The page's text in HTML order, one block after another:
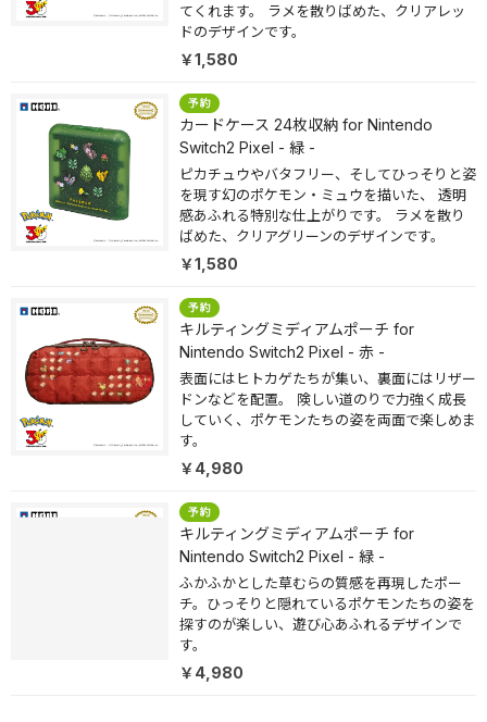
てくれます。 ラメを散りばめた、クリアレッ
ドのデザインです。
￥1,580
カードケース 24枚収納 for Nintendo
Switch2 Pixel - 緑 -
ピカチュウやバタフリー、そしてひっそりと姿
を現す幻のポケモン・ミュウを描いた、 透明
感あふれる特別な仕上がりです。 ラメを散り
ばめた、クリアグリーンのデザインです。
￥1,580
キルティングミディアムポーチ for
Nintendo Switch2 Pixel - 赤 -
表面にはヒトカゲたちが集い、裏面にはリザー
ドンなどを配置。 険しい道のりで力強く成長
していく、ポケモンたちの姿を両面で楽しめま
す。
￥4,980
キルティングミディアムポーチ for
Nintendo Switch2 Pixel - 緑 -
ふかふかとした草むらの質感を再現したポー
チ。ひっそりと隠れているポケモンたちの姿を
探すのが楽しい、遊び心あふれるデザインで
す。
￥4,980